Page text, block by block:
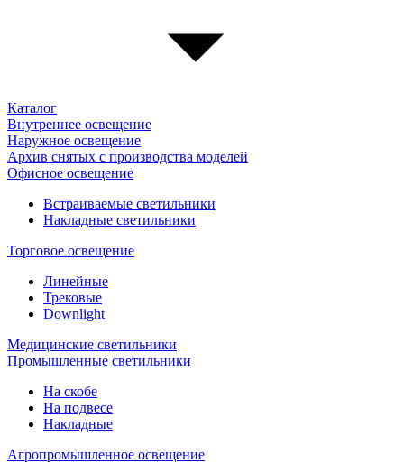
Каталог
Внутреннее освещение
Наружное освещение
Архив снятых с производства моделей
Офисное освещение
Встраиваемые светильники
Накладные светильники
Торговое освещение
Линейные
Трековые
Downlight
Медицинские светильники
Промышленные светильники
На скобе
На подвесе
Накладные
Агропромышленное освещение